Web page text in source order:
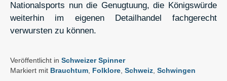
Nationalsports nun die Genugtuung, die Königswürde
weiterhin im eigenen Detailhandel fachgerecht
verwursten zu können.
Veröffentlicht in Schweizer Spinner
Markiert mit Brauchtum, Folklore, Schweiz, Schwingen